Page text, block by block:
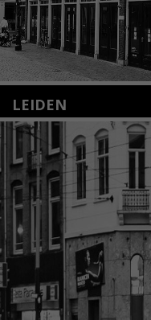
LEIDEN
Nieuwstraat 35
2312 KA Leiden
+31(0)71 – 52 84 480
info@kunsthuisleiden.nl
Lees meer